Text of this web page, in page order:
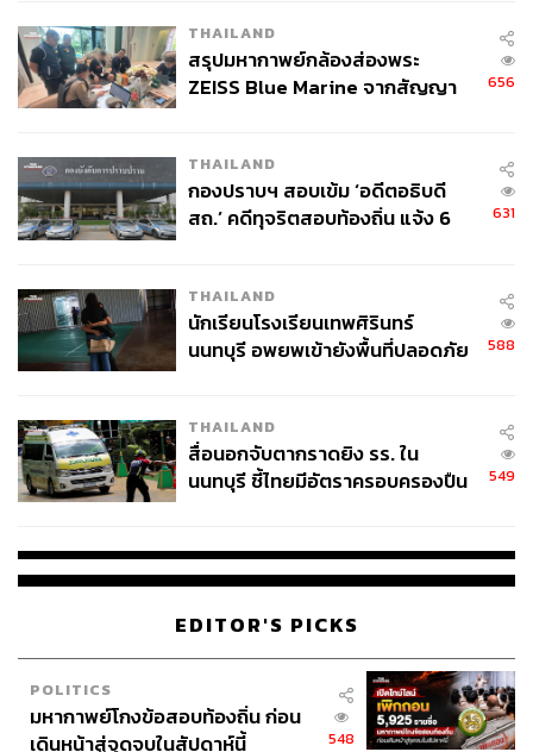
THAILAND
สรุปมหากาพย์กล้องส่องพระ
ZEISS Blue Marine จากสัญญา
จ่ายหนี้-แอบระบุแบรนด์
656
THAILAND
กองปราบฯ สอบเข้ม ‘อดีตอธิบดี
สถ.’ คดีทุจริตสอบท้องถิ่น แจ้ง 6
631
THAILAND
นักเรียนโรงเรียนเทพศิรินทร์
นนทบุรี อพยพเข้ายังพื้นที่ปลอดภัย
588
THAILAND
สื่อนอกจับตากราดยิง รร. ใน
นนทบุรี ชี้ไทยมีอัตราครอบครองปืน
549
EDITOR'S PICKS
POLITICS
มหากาพย์โกงข้อสอบท้องถิ่น ก่อน
เดินหน้าสู่จุดจบในสัปดาห์นี้
548